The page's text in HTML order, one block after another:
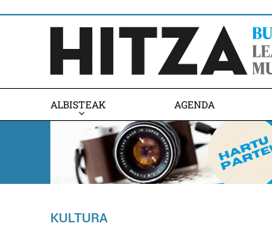
ALBISTEAK AGENDA
KULTURA